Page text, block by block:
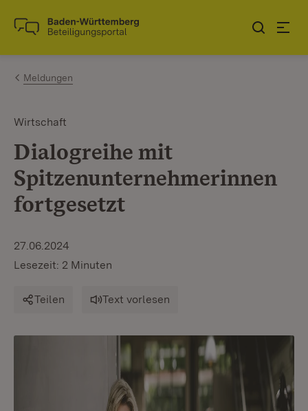
Zum Inhalt springen
Link zur Startseite
Meldungen
Wirtschaft
Dialogreihe mit
Spitzenunternehmerinnen
fortgesetzt
27.06.2024
Lesezeit: 2 Minuten
Teilen Text vorlesen